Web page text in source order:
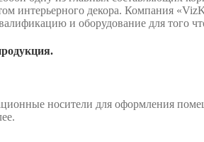
интерьерного декора. Компания
и оборудование для того
носители для оформления